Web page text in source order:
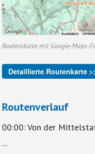
Routenskizze mit Google-Maps-
Detaillierte Routenkarte
Routenverlauf
00:00: Von der
...